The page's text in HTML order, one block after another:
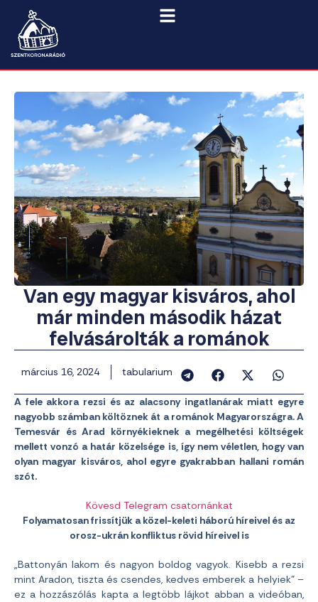
Van egy magyar kisváros, ahol
már minden második házat
felvásárolták a románok
március 16, 2024 tabularium
A fele akkora rezsi és az alacsony ingatlanárak miatt egyre
nagyobb számban költöznek át a románok Magyarországra. A
Temesvár és Arad környékieknek a megélhetési költségek
mellett vonzó a határ közelsége is, így nem véletlen, hogy van
olyan magyar kisváros, ahol egyre gyakrabban hallani román
szót.
Kövesd Telegram csatornánkat
Folyamatosan frissítjük a közel-keleti háború híreivel és az
orosz-ukrán konfliktus rövid híreivel is
„Battonyán lakom és nagyon boldog vagyok. Kisebb a rezsi
mint Aradon, tiszta és csendes, kedves emberek a helyiek” –
ez a hozzászólás kapta a legtöbb lájkot abban a videóban,